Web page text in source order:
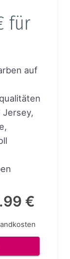
für
auf
Jersey,
€